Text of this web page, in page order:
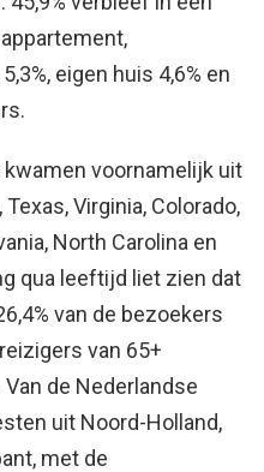
eigen huis 4,6% en
voornamelijk uit
Virginia, Colorado,
North Carolina en
qua leeftijd liet zien dat
van de bezoekers
van 65+
de Nederlandse
uit Noord-Holland,
met de